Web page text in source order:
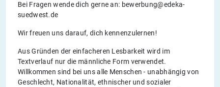
Bei Fragen wende dich gerne an: bewerbung@edeka-
suedwest.de
Wir freuen uns darauf, dich kennenzulernen!
Aus Gründen der einfacheren Lesbarkeit wird im
Textverlauf nur die männliche Form verwendet.
Willkommen sind bei uns alle Menschen - unabhängig von
Geschlecht, Nationalität, ethnischer und sozialer